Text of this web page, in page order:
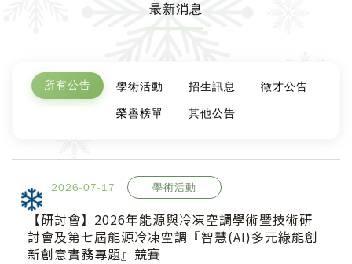
最新消息
所有公告 學術活動 招生訊息
徵才公告
榮譽榜單
其他公告
2026-07-17 學術活動
【研討會】2026年能源與冷凍空調學術暨技術研
討會及第七屆能源冷凍空調『智慧(AI)多元綠能創
新創意實務專題』競賽